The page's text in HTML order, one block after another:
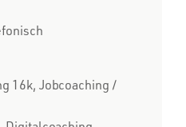
16k, Jobcoaching /